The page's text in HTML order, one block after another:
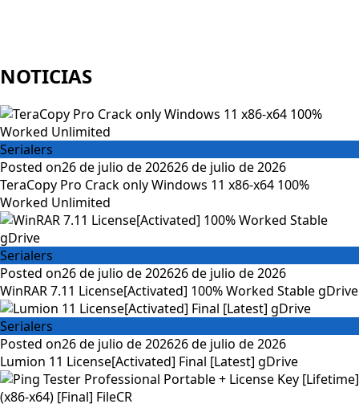
NOTICIAS
Serialers
Posted on26 de julio de 202626 de julio de 2026
TeraCopy Pro Crack only Windows 11 x86-x64 100%
Worked Unlimited
Serialers
Posted on26 de julio de 202626 de julio de 2026
WinRAR 7.11 License[Activated] 100% Worked Stable gDrive
Serialers
Posted on26 de julio de 202626 de julio de 2026
Lumion 11 License[Activated] Final [Latest] gDrive